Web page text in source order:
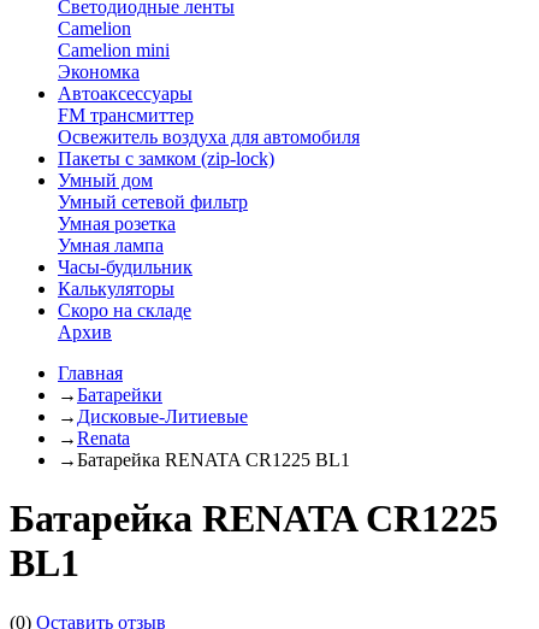
Светодиодные ленты
Camelion
Camelion mini
Экономка
Автоаксессуары
FM трансмиттер
Освежитель воздуха для автомобиля
Пакеты с замком (zip-lock)
Умный дом
Умный сетевой фильтр
Умная розетка
Умная лампа
Часы-будильник
Калькуляторы
Скоро на складе
Архив
Главная
→Батарейки
→ Дисковые-Литиевые
→Renata
→Батарейка RENATA CR1225 BL1
Батарейка RENATA CR1225
BL1
(0) Оставить отзыв